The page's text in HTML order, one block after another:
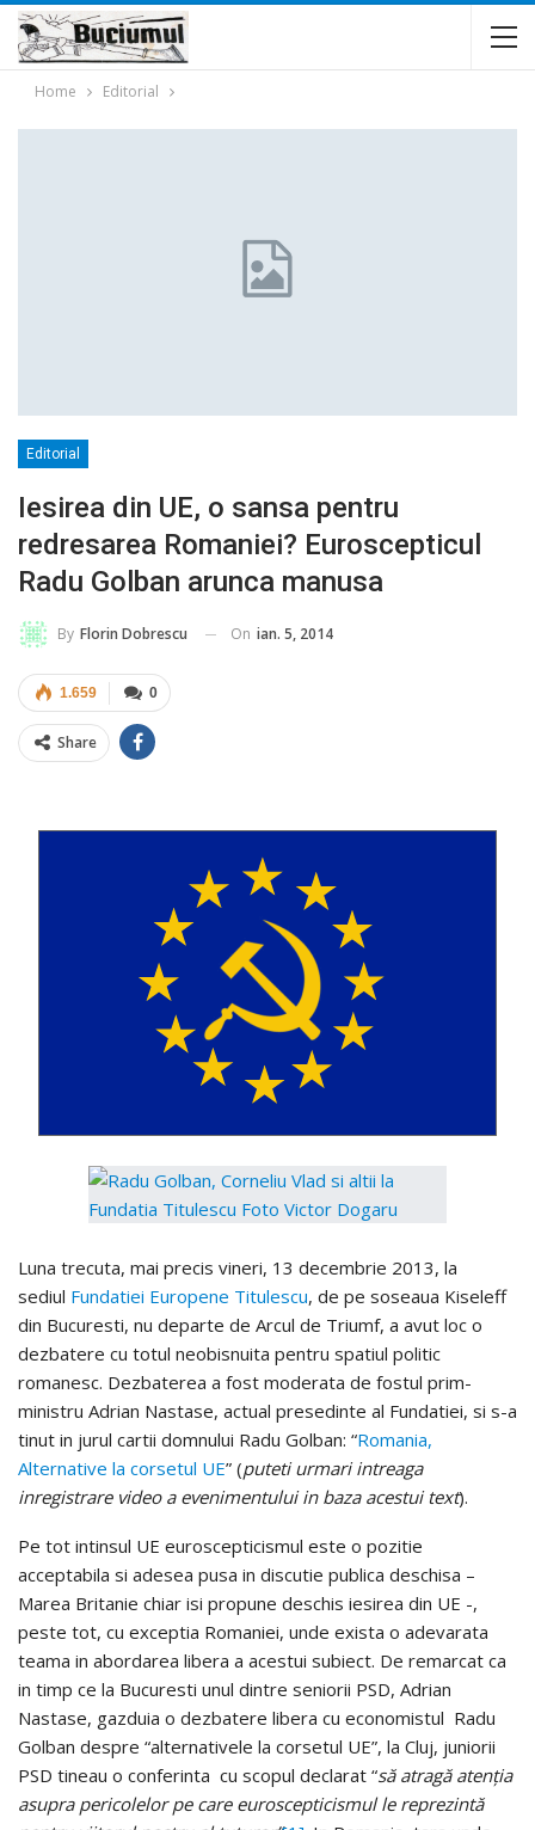
Home Editorial
Editorial
Iesirea din UE, o sansa pentru
redresarea Romaniei? Euroscepticul
Radu Golban arunca manusa
By Florin Dobrescu On ian. 5, 2014
0
1.659
Share
Luna trecuta, mai precis vineri, 13 decembrie 2013, la
sediul Fundatiei Europene Titulescu, de pe soseaua Kiseleff
din Bucuresti, nu departe de Arcul de Triumf, a avut loc o
dezbatere cu totul neobisnuita pentru spatiul politic
romanesc. Dezbaterea a fost moderata de fostul prim-
ministru Adrian Nastase, actual presedinte al Fundatiei, si s-a
tinut in jurul cartii domnului Radu Golban: “Romania,
Alternative la corsetul UE” (puteti urmari intreaga
inregistrare video a evenimentului in baza acestui text).
Pe tot intinsul UE euroscepticismul este o pozitie
acceptabila si adesea pusa in discutie publica deschisa –
Marea Britanie chiar isi propune deschis iesirea din UE -,
peste tot, cu exceptia Romaniei, unde exista o adevarata
teama in abordarea libera a acestui subiect. De remarcat ca
in timp ce la Bucuresti unul dintre seniorii PSD, Adrian
Nastase, gazduia o dezbatere libera cu economistul Radu
Golban despre “alternativele la corsetul UE”, la Cluj, juniorii
PSD tineau o conferinta cu scopul declarat “să atragă atenția
asupra pericolelor pe care euroscepticismul le reprezintă